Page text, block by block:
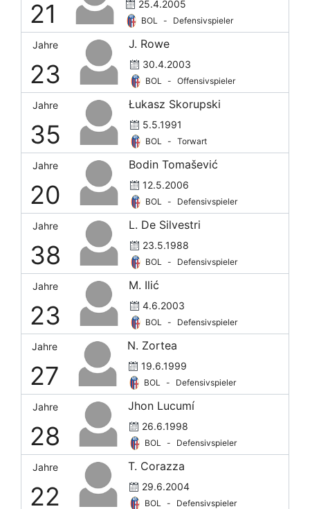
21 25.4.2005
BOL - Defensivspieler
Jahre
23
J. Rowe
30.4.2003
BOL - Offensivspieler
Jahre
35
Łukasz Skorupski
5.5.1991
BOL - Torwart
Jahre
20
Bodin Tomašević
12.5.2006
BOL - Defensivspieler
Jahre
38
L. De Silvestri
23.5.1988
BOL - Defensivspieler
Jahre
23
M. Ilić
4.6.2003
BOL - Defensivspieler
Jahre
27
N. Zortea
19.6.1999
BOL - Defensivspieler
Jahre
28
Jhon Lucumí
26.6.1998
BOL - Defensivspieler
Jahre
22
T. Corazza
29.6.2004
BOL - Defensivspieler